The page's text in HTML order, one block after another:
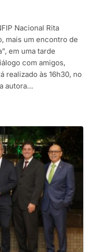
Nacional Rita
mais um encontro de
em uma tarde
com amigos,
realizado às 16h30, no
autora…